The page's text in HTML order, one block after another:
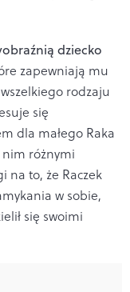
dziecko
zapewniają mu
rodzaju
się
dla małego Raka
nim różnymi
na to, że Raczek
w sobie,
się swoimi